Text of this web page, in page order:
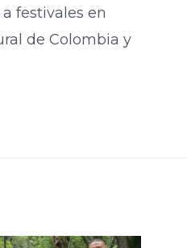
festivales en
de Colombia y